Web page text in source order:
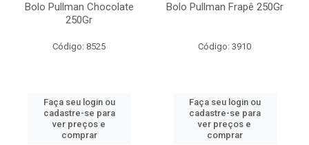
Bolo Pullman Chocolate
250Gr
Código: 8525
Faça seu login ou
cadastre-se para
ver preços e
comprar
Bolo Pullman Frapê 250Gr
Código: 3910
Faça seu login ou
cadastre-se para
ver preços e
comprar